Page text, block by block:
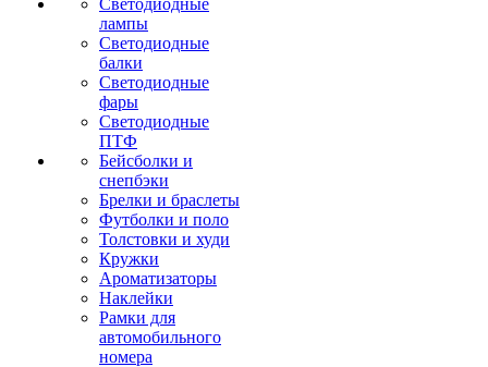
Светодиодные
лампы
Светодиодные
балки
Светодиодные
фары
Светодиодные
ПТФ
Бейсболки и
снепбэки
Брелки и браслеты
Футболки и поло
Толстовки и худи
Кружки
Ароматизаторы
Наклейки
Рамки для
автомобильного
номера